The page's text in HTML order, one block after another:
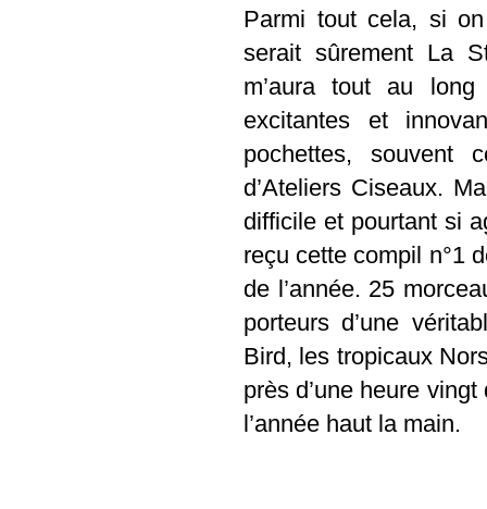
Parmi tout cela, si
serait sûrement La
m’aura tout au
excitantes et
pochettes, souvent
d’Ateliers Ciseaux.
difficile et pourtant si
reçu cette compil n°1
de l’année. 25
porteurs d’une
Bird, les tropicaux
près d’une heure
l’année haut la main.